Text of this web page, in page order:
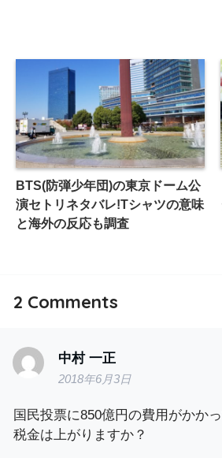
BTS(防弾少年団)の東京ドーム公
演セトリネタバレ!Tシャツの意味
と海外の反応も調査
2 Comments
中村 一正
2018年6月3日
国民投票に850億円の費用がかか
税金は上がりますか？